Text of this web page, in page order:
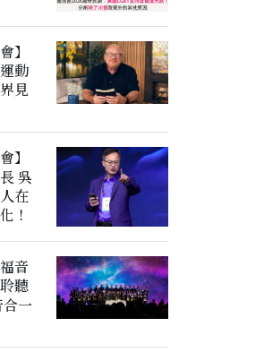
】
動
見
】
吳
在
！
音
聽
合一